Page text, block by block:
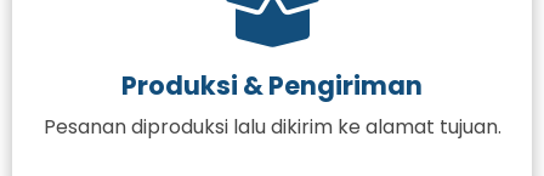
Produksi & Pengiriman
Pesanan diproduksi lalu dikirim ke alamat tujuan.